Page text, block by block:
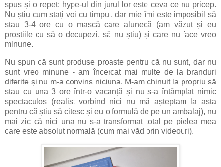
spus și o repet: hype-ul din jurul lor este ceva ce nu pricep.
Nu știu cum stați voi cu timpul, dar mie îmi este imposibil să
stau 3-4 ore cu o mască care alunecă (am văzut și eu
prostiile cu să o decupezi, să nu știu) și care nu face vreo
minune.
Nu spun că sunt produse proaste pentru că nu sunt, dar nu
sunt vreo minune - am încercat mai multe de la branduri
diferite și nu m-a convins niciuna. M-am chinuit la propriu să
stau cu una 3 ore într-o vacanță și nu s-a întâmplat nimic
spectaculos (realist vorbind nici nu mă așteptam la asta
pentru că știu să citesc și eu o formulă de pe un ambalaj), nu
mai zic că nici una nu s-a transformat total pe pielea mea
care este absolut normală (cum mai văd prin videouri).